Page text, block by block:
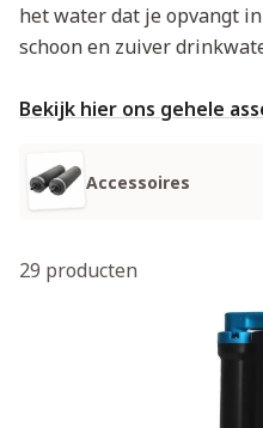
het water dat je opvangt
schoon en zuiver
Bekijk hier ons gehele
Accessoires
29 producten